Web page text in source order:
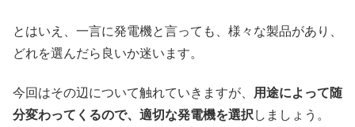
とはいえ、一言に発電機と言っても、様々な製品があり、
どれを選んだら良いか迷います。
今回はその辺について触れていきますが、
用途によって随
分変わってくるので、適切な発電機を選択 しましょう。